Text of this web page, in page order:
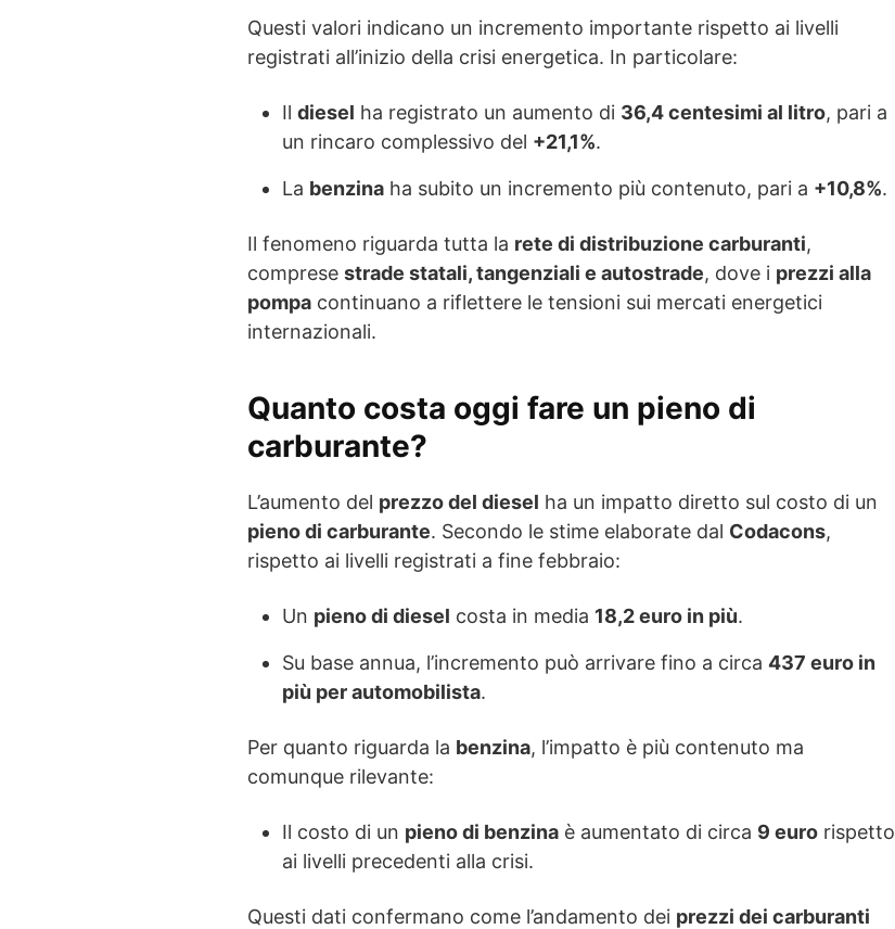
Questi valori indicano un incremento importante rispetto ai livelli
registrati all’inizio della crisi energetica. In particolare:
Il diesel ha registrato un aumento di 36,4 centesimi al litro, pari a
un rincaro complessivo del +21,1%.
La benzina ha subito un incremento più contenuto, pari a +10,8%.
Il fenomeno riguarda tutta la rete di distribuzione carburanti,
comprese strade statali, tangenziali e autostrade, dove i prezzi alla
pompa continuano a riflettere le tensioni sui mercati energetici
internazionali.
Quanto costa oggi fare un pieno di
carburante?
L’aumento del prezzo del diesel ha un impatto diretto sul costo di un
pieno di carburante. Secondo le stime elaborate dal Codacons,
rispetto ai livelli registrati a fine febbraio:
Un pieno di diesel costa in media 18,2 euro in più.
Su base annua, l’incremento può arrivare fino a circa 437 euro in
più per automobilista.
Per quanto riguarda la benzina, l’impatto è più contenuto ma
comunque rilevante:
Il costo di un pieno di benzina è aumentato di circa 9 euro rispetto
ai livelli precedenti alla crisi.
Questi dati confermano come l’andamento dei prezzi dei carburanti